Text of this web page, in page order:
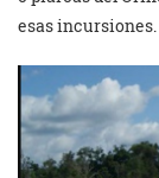
esas incursiones.